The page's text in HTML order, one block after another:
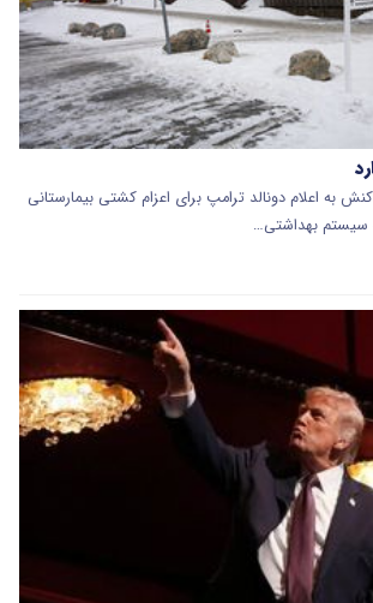
به اعلام دونالد ترامپ برای اعزام کشتی بیمارستانی
سیستم بهداشتی…